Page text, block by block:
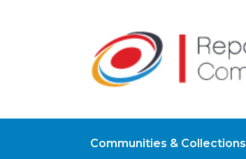
Communities & Collections